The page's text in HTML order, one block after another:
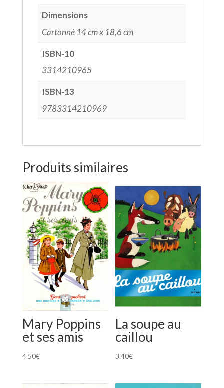
Dimensions
Cartonné 14 cm x 18,6 cm
ISBN-10
3314210965
ISBN-13
9783314210969
Produits similaires
Mary Poppins
et ses amis
4.50€
La soupe au
caillou
3.40€